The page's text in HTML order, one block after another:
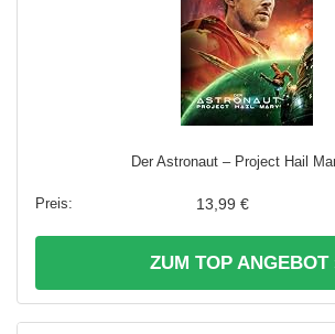
Der Astronaut – Project Hail
13,99 €
ZUM TOP ANGEBOT